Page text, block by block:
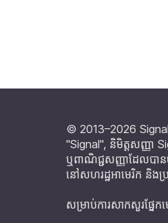
© 2013–2026
"Signal", និមិត្តសញ្ញា
ឬពាណិជ្ជសញ្ញាដែលបា
នៅសហរដ្ឋអាមេរិក និង
សម្រាប់ការសាកសួរផ្នែ